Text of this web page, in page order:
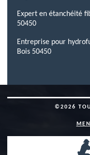
Expert en étanchéité
50450
Entreprise pour
Bois 50450
©2026